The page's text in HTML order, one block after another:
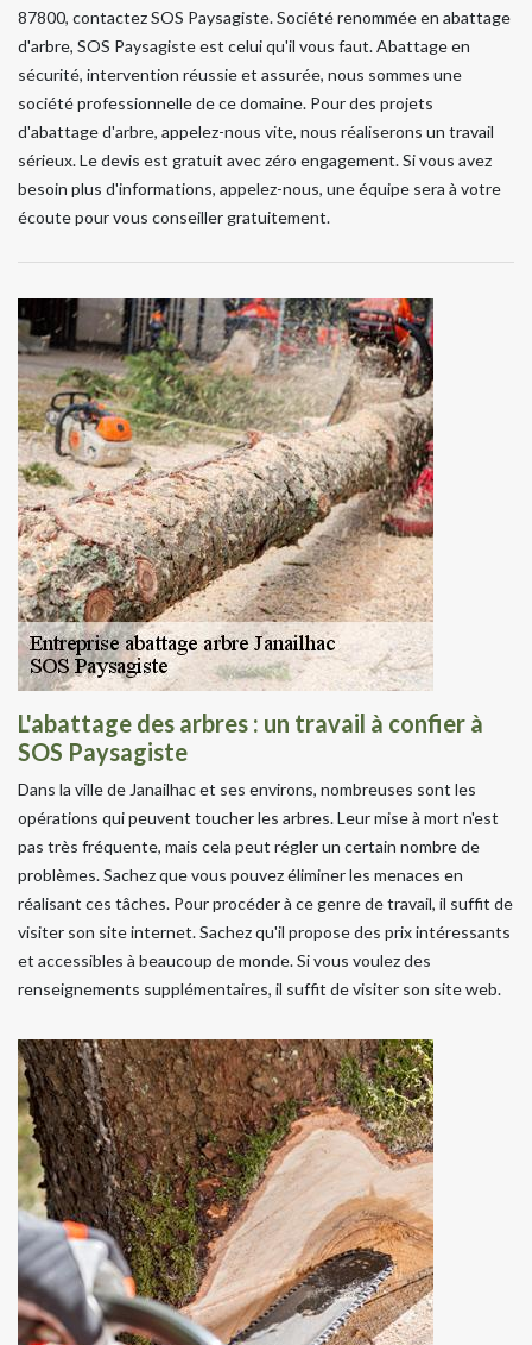
87800, contactez SOS Paysagiste. Société renommée en abattage
d'arbre, SOS Paysagiste est celui qu'il vous faut. Abattage en
sécurité, intervention réussie et assurée, nous sommes une
société professionnelle de ce domaine. Pour des projets
d'abattage d'arbre, appelez-nous vite, nous réaliserons un travail
sérieux. Le devis est gratuit avec zéro engagement. Si vous avez
besoin plus d'informations, appelez-nous, une équipe sera à votre
écoute pour vous conseiller gratuitement.
L'abattage des arbres : un travail à confier à
SOS Paysagiste
Dans la ville de Janailhac et ses environs, nombreuses sont les
opérations qui peuvent toucher les arbres. Leur mise à mort n'est
pas très fréquente, mais cela peut régler un certain nombre de
problèmes. Sachez que vous pouvez éliminer les menaces en
réalisant ces tâches. Pour procéder à ce genre de travail, il suffit de
visiter son site internet. Sachez qu'il propose des prix intéressants
et accessibles à beaucoup de monde. Si vous voulez des
renseignements supplémentaires, il suffit de visiter son site web.